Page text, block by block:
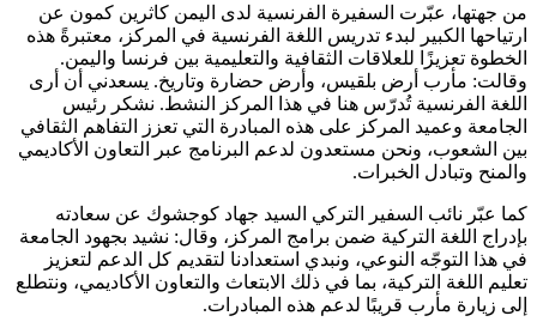
من جهتها، عبّرت السفيرة الفرنسية لدى اليمن كاثرين كمون عن
ارتياحها الكبير لبدء تدريس اللغة الفرنسية في المركز، معتبرةً هذه
الخطوة تعزيزًا للعلاقات الثقافية والتعليمية بين فرنسا واليمن.
وقالت: مأرب أرض بلقيس، وأرض حضارة وتاريخ. يسعدني أن أرى
اللغة الفرنسية تُدرّس هنا في هذا المركز النشط. نشكر رئيس
الجامعة وعميد المركز على هذه المبادرة التي تعزز التفاهم الثقافي
بين الشعوب، ونحن مستعدون لدعم البرنامج عبر التعاون الأكاديمي
والمنح وتبادل الخبرات.
كما عبّر نائب السفير التركي السيد جهاد كوجشوك عن سعادته
بإدراج اللغة التركية ضمن برامج المركز، وقال: نشيد بجهود الجامعة
في هذا التوجّه النوعي، ونبدي استعدادنا لتقديم كل الدعم لتعزيز
تعليم اللغة التركية، بما في ذلك الابتعاث والتعاون الأكاديمي، ونتطلع
إلى زيارة مأرب قريبًا لدعم هذه المبادرات.